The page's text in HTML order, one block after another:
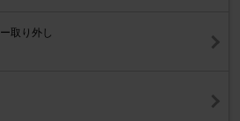
取り外し